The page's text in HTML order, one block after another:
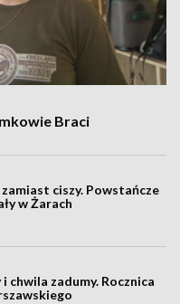
Braci
zamiast ciszy. Powstańcze
w Żarach
chwila zadumy. Rocznica